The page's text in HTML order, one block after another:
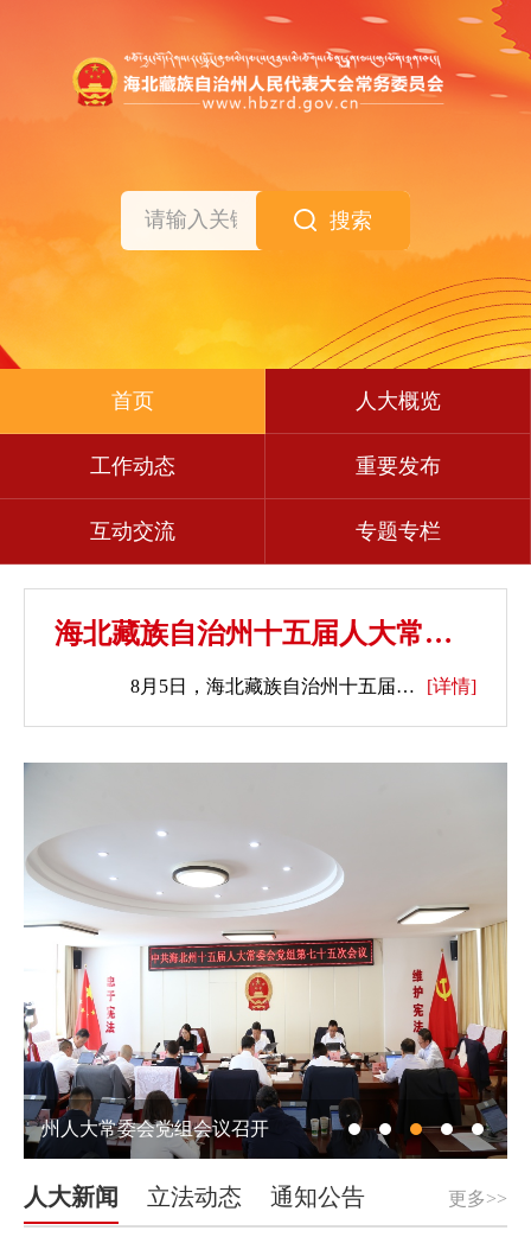
搜索
首页 人大概览
工作动态 重要发布
互动交流 专题专栏
海北藏族自治州十五届人大常委会第三十六次会议召开
[详情]
8月5日，海北藏族自治州十五届人大常委会召开第三十六次会议。州人大常委会主任钱国庆，副主任马成贵、李旭贞及委员共19人出席会议，符合法定人数。马成贵主持会议。
州人大常委会党组会议召开
人大新闻 立法动态 通知公告 更多>>